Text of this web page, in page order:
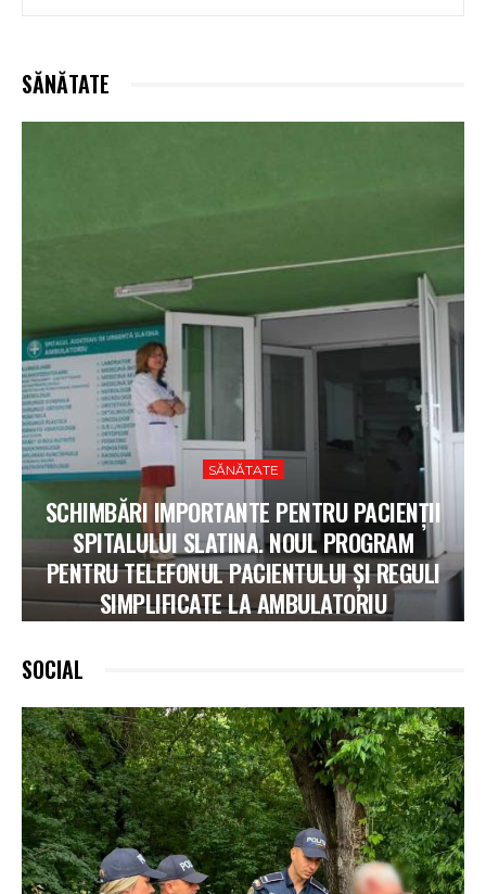
SĂNĂTATE
SĂNĂTATE
SCHIMBĂRI IMPORTANTE PENTRU PACIENȚII
SPITALULUI SLATINA. NOUL PROGRAM
PENTRU TELEFONUL PACIENTULUI ȘI REGULI
SIMPLIFICATE LA AMBULATORIU
SOCIAL